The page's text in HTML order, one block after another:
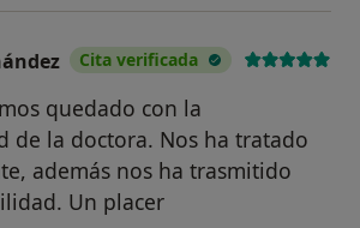
Cita verificada
quedado con la
de la doctora. Nos ha tratado
además nos ha trasmitido
Un placer